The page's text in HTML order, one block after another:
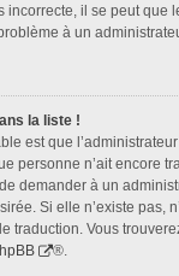
incorrecte, il se peut que
à un
la liste !
est que
personne n’ait encore
demander à un
Si elle n’existe pas,
traduction. Vous
®.